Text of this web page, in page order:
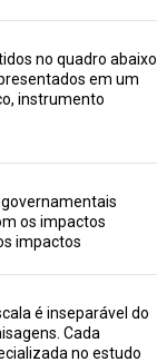
no quadro abaixo
em um
instrumento
os impactos
impactos
é inseparável do
Cada
no estudo